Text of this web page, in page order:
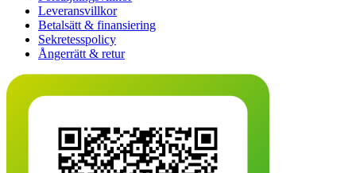
Leveransvillkor
Betalsätt & finansiering
Sekretesspolicy
Ångerrätt & retur